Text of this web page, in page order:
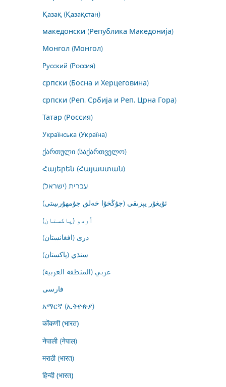
Қазақ (Қазақстан)
македонски (Република Македонија)
Монгол (Монгол)
Русский (Россия)
српски (Босна и Херцеговина)
српски (Реп. Србија и Реп. Црна Гора)
Татар (Россия)
Українська (Україна)
ქართული (საქართველო)
Հայերեն (Հայաստան)
עברית (ישראל)
ئۇيغۇر يېزىقى (جۇڭخۇا خەلق جۇمھۇرىيىتى)
اُردو (پاکستان)
درى (افغانستان)
سنڌي (پاکستان)
عربي (المنطقة العربية)
فارسى
አማርኛ (ኢትዮጵያ)
कोंकणी (भारत)
नेपाली (नेपाल)
मराठी (भारत)
हिन्दी (भारत)